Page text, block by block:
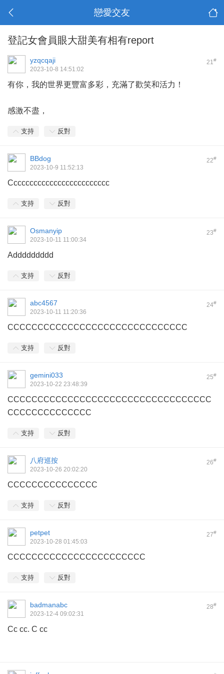
戀愛交友
登記女會員眼大甜美有相有report
21#
yzqcqaji
2023-10-8 14:51:02
有你，我的世界更豐富多彩，充滿了歡笑和活力！
感激不盡，
支持 反對
22#
BBdog
2023-10-9 11:52:13
Ccccccccccccccccccccccccc
支持 反對
23#
Osmanyip
2023-10-11 11:00:34
Addddddddd
支持 反對
24#
abc4567
2023-10-11 11:20:36
CCCCCCCCCCCCCCCCCCCCCCCCCCCCCC
支持 反對
25#
gemini033
2023-10-22 23:48:39
CCCCCCCCCCCCCCCCCCCCCCCCCCCCCCCCCC
CCCCCCCCCCCCCC
支持 反對
26#
八府巡按
2023-10-26 20:02:20
CCCCCCCCCCCCCCC
支持 反對
27#
petpet
2023-10-28 01:45:03
CCCCCCCCCCCCCCCCCCCCCCC
支持 反對
28#
badmanabc
2023-12-4 09:02:31
Cc cc. C cc